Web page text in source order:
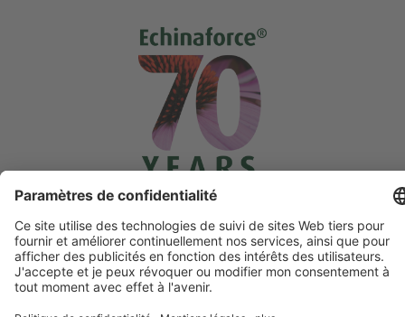
Contact Médias Mentions légales Protection des données